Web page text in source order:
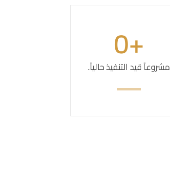
مشروعاً قيد التنفيذ حالياً.
+
0